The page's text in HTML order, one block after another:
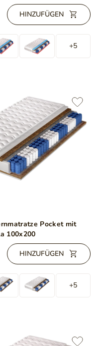
HINZUFÜGEN
+5
Pocket mit
100x200
HINZUFÜGEN
+5